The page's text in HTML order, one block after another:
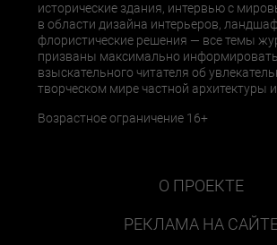
исторические здания, интервью с
в области дизайна интерьеров,
флористические решения — все темы
призваны максимально информировать
взыскательного читателя об
творческом мире частной архитектуры
Возрастное ограничение 16+
О ПРОЕКТЕ
РЕКЛАМА НА